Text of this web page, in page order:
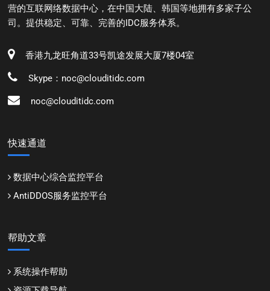
营的互联网络数据中心，在中国大陆、韩国等地拥有多家子公
司。提供稳定、可靠、完善的IDC服务体系。
香港九龙旺角道33号凯途发展大厦7楼04室
Skype：noc@clouditidc.com
noc@clouditidc.com
快速通道
数据中心综合监控平台
AntiDDOS服务监控平台
帮助文章
系统操作帮助